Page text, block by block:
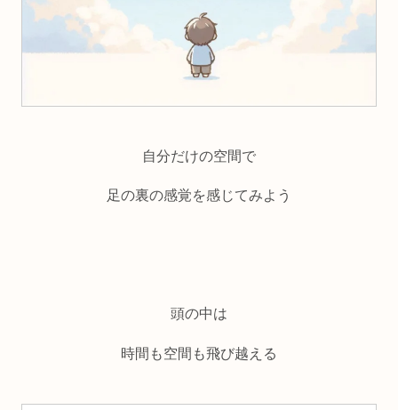
自分だけの空間で
足の裏の感覚を感じてみよう
頭の中は
時間も空間も飛び越える